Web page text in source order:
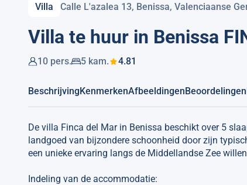
Villa Calle L'azalea 13, Benissa, Valenciaanse
Villa te huur in Benissa
10 pers. 5 kam. 4.81
BeschrijvingKenmerkenAfbeeldingenBeoordelingen
De villa Finca del Mar in Benissa beschikt over 5
landgoed van bijzondere schoonheid door zijn
een unieke ervaring langs de Middellandse Zee
Indeling van de accommodatie: